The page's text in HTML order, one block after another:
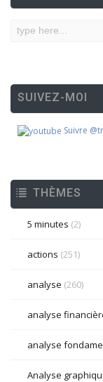
SUIVEZ-MOI
Suivre
THÈMES
5 minutes (2)
actions (251)
analyse (260)
analyse
analyse
Analyse